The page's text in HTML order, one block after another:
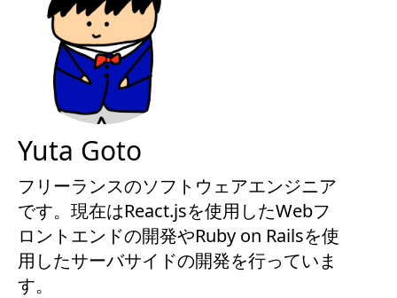
Yuta Goto
フリーランスのソフトウェアエンジニア
です。現在はReact.jsを使用したWebフ
ロントエンドの開発やRuby on Railsを使
用したサーバサイドの開発を行っていま
す。